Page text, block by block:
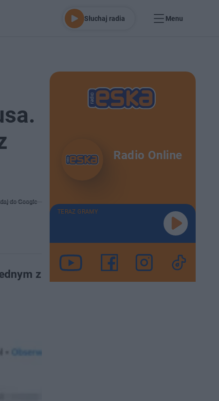
Słuchaj radia Menu
do Google
z
Radio Online
TERAZ GRAMY